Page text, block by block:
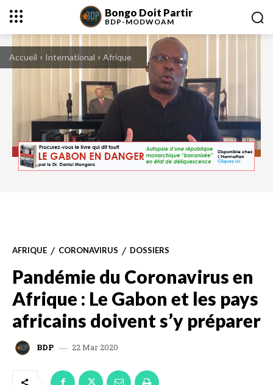
Bongo Doit Partir
BDP-MODWOAM
Accueil International Afrique
Dr. Daniel Mengara, président du mouvement "Bongo Doit Partir-Modwoam"
AFRIQUE CORONAVIRUS DOSSIERS
Pandémie du Coronavirus en
Afrique : Le Gabon et les pays
africains doivent s’y préparer
BDP 22 Mar 2020